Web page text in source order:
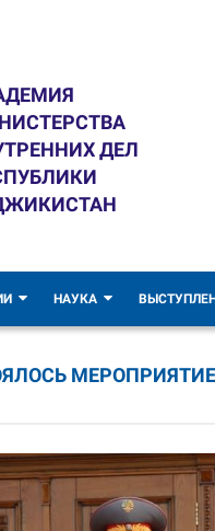
ДЕЛ
НАУКА